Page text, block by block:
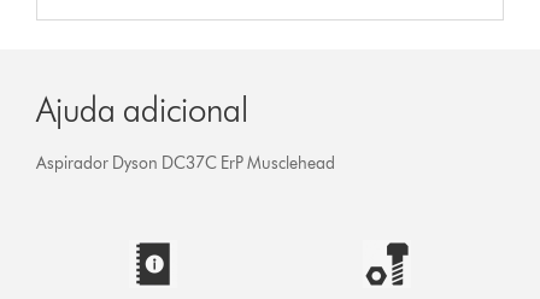
Ajuda adicional
Aspirador Dyson DC37C ErP Musclehead